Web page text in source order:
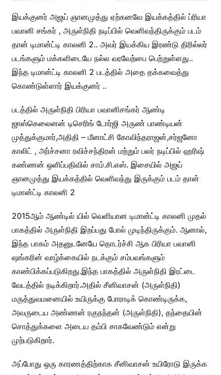
இயக்குனர் அஜய் ஞானமுத்து ஏற்கனவே இயக்கத்தில் ப்ரியா
பவானி சங்கர் , அருள்நிதி நடிப்பில் வெளிவந்திருக்கும் படம்
தான் டிமான்ட்டி காலனி 2.. அவர் இயக்கிய இரண்டு திரில்லர்
படங்களும் மக்களிடையே நல்ல வரவேற்பை பெற்றுள்ளது..
இந்த டிமான்ட்டி காலனி 2 படத்தில் அதை தக்கவைத்து
கொண்டுள்ளார் இயக்குனர் ..
படத்தில் அருள்நிதி பிரியா பவானிசங்கர் ஆண்டி
ஜாஸ்கெலைனன் டிசெரிங் டோர்ஜி அருண் பாண்டியன்
முத்துக்குமார்,அதிதி – மீனாட்சி கோவிந்தராஜன்,சர்ஜனோ
காலிட் , அர்ச்சனா ரவிச்சந்திரன் மற்றும் பலர் நடிப்பில் ஹரிஷ்
கண்ணன் ஒளிப்பதிவில் சாம்.சி.எஸ். இசையில் அஜய்
ஞானமுத்து இயக்கத்தில் வெளிவந்து இருக்கும் படம் தான்
டிமான்ட்டி காலனி 2
2015ஆம் ஆண்டில் யில் வெளியான டிமான்ட்டி காலனி முதல்
பாகத்தில் அருள்நிதி இறப்பது போல் முடிந்திருக்கும். ஆனால்,
இந்த பாகம் அதனுடனேயே தொடர்ச்சி ஆக பிரியா பவானி
ஷங்கரின் வாழ்க்கையில் நடக்கும் சம்பவங்களும்
காண்பிக்கப்படுகிறது.இந்த பாகத்தில் அருள்நிதி இரட்டை
வேடத்தில் நடிக்கிறார்.அதில் சீனிவாசன் (அருள்நிதி)
மருத்துவமனையில் உயிருக்கு போராடிக் கொண்டிருக்க,
அவருடைய அண்ணன் ரகுநந்தன் (அருள்நிதி), தந்தையின்
சொத்துக்களை அடைய தம்பி சாகவேண்டும் என்று
முற்படுகிறார்.
அப்போது ஒரு காரணத்திற்காக சீனிவாசன் உயிரோடு இருக்க